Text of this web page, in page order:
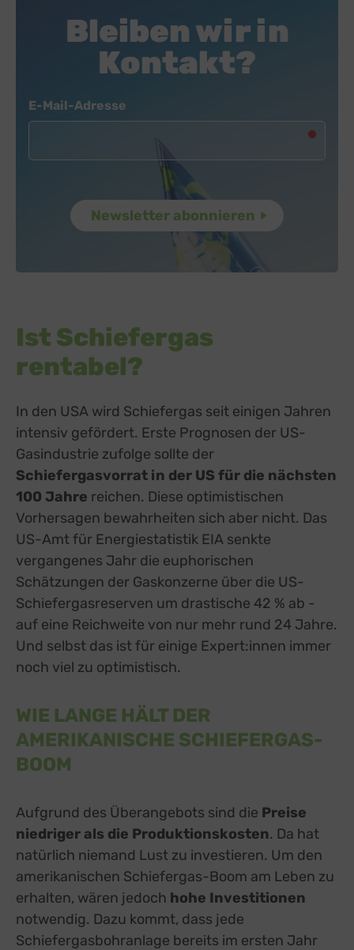
Bleiben wir in
Kontakt?
E-Mail-Adresse
Ist Schiefergas
rentabel?
In den USA wird Schiefergas seit einigen Jahren
intensiv gefördert. Erste Prognosen der US-
Gasindustrie zufolge sollte der
Schiefergasvorrat in der US für die nächsten
100 Jahre reichen. Diese optimistischen
Vorhersagen bewahrheiten sich aber nicht. Das
US-Amt für Energiestatistik EIA senkte
vergangenes Jahr die euphorischen
Schätzungen der Gaskonzerne über die US-
Schiefergasreserven um drastische 42 % ab -
auf eine Reichweite von nur mehr rund 24 Jahre.
Und selbst das ist für einige Expert:innen immer
noch viel zu optimistisch.
WIE LANGE HÄLT DER
AMERIKANISCHE SCHIEFERGAS-
BOOM
Aufgrund des Überangebots sind die Preise
niedriger als die Produktionskosten. Da hat
natürlich niemand Lust zu investieren. Um den
amerikanischen Schiefergas-Boom am Leben zu
erhalten, wären jedoch hohe Investitionen
notwendig. Dazu kommt, dass jede
Schiefergasbohranlage bereits im ersten Jahr